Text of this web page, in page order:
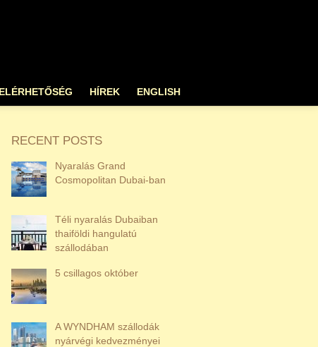
ELÉRHETŐSÉG HÍREK ENGLISH
RECENT POSTS
Nyaralás Grand
Cosmopolitan Dubai-ban
Téli nyaralás Dubaiban
thaiföldi hangulatú
szállodában
5 csillagos október
A WYNDHAM szállodák
nyárvégi kedvezményei